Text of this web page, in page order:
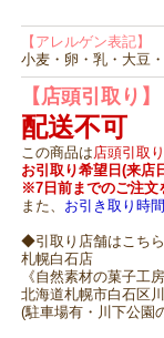
【アレルゲン表記】
小麦・卵・乳・大豆
【店頭引取り】
配送不可
この商品は店頭引取
お引取り希望日(来店
※7日前までのご注文
また、 お引き取り時
◆引取り店舗はこちら
札幌白石店
《自然素材の菓子工
北海道札幌市白石区
(駐車場有・川下公園